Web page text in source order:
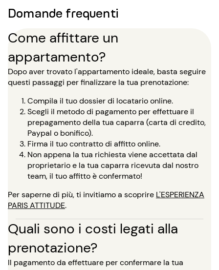
Domande frequenti
Come affittare un
appartamento?
Dopo aver trovato l'appartamento ideale, basta seguire
questi passaggi per finalizzare la tua prenotazione:
Compila il tuo dossier di locatario online.
Scegli il metodo di pagamento per effettuare il
prepagamento della tua caparra (carta di credito,
Paypal o bonifico).
Firma il tuo contratto di affitto online.
Non appena la tua richiesta viene accettata dal
proprietario e la tua caparra ricevuta dal nostro
team, il tuo affitto è confermato!
Per saperne di più, ti invitiamo a scoprire L'ESPERIENZA
PARIS ATTITUDE.
Quali sono i costi legati alla
prenotazione?
Il pagamento da effettuare per confermare la tua